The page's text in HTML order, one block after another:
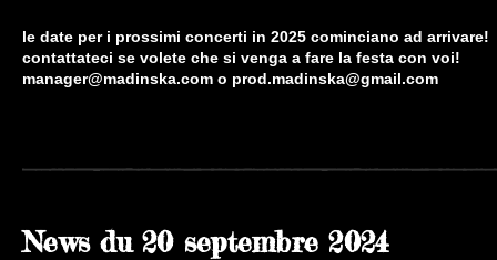
le date per i prossimi concerti in 2025 cominciano ad arrivare!
contattateci se volete che si venga a fare la festa con voi!
manager@madinska.com o prod.madinska@gmail.com
News du 20 septembre 2024